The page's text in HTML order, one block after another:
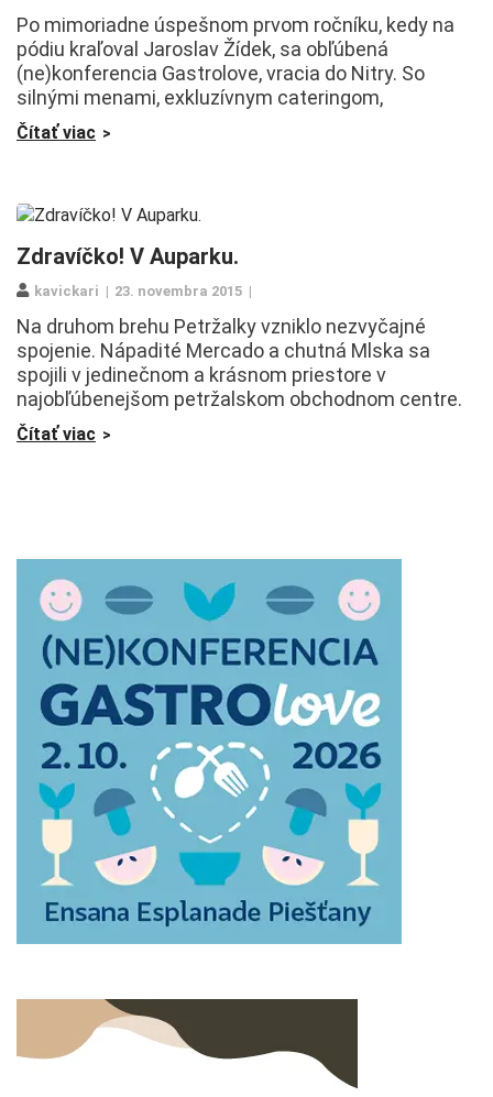
Po mimoriadne úspešnom prvom ročníku, kedy na
pódiu kraľoval Jaroslav Žídek, sa obľúbená
(ne)konferencia Gastrolove, vracia do Nitry. So
silnými menami, exkluzívnym cateringom,
Čítať viac
Zdravíčko! V Auparku.
kavickari 23. novembra 2015
Na druhom brehu Petržalky vzniklo nezvyčajné
spojenie. Nápadité Mercado a chutná Mlska sa
spojili v jedinečnom a krásnom priestore v
najobľúbenejšom petržalskom obchodnom centre.
Čítať viac